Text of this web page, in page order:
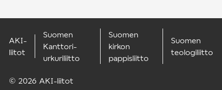
© 2026 AKI-liitot
AKI-
liitot
Suomen
Kanttori-
urkuriliitto
Suomen
kirkon
pappisliitto
Suomen
teologiliitto